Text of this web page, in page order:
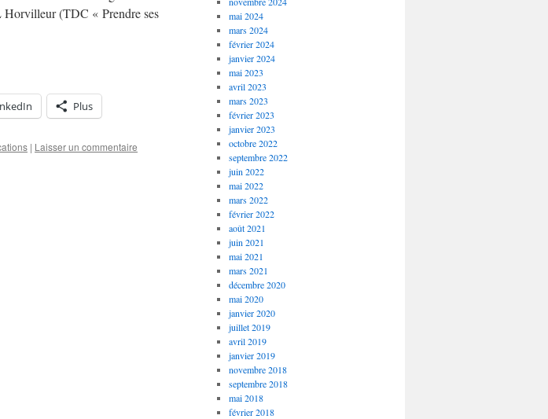
Horvilleur (TDC « Prendre ses
Plus
| Laisser un commentaire
mai 2024
mars 2024
février 2024
janvier 2024
mai 2023
avril 2023
mars 2023
février 2023
janvier 2023
octobre 2022
septembre 2022
juin 2022
mai 2022
mars 2022
février 2022
août 2021
juin 2021
mai 2021
mars 2021
décembre 2020
mai 2020
janvier 2020
juillet 2019
avril 2019
janvier 2019
novembre 2018
septembre 2018
mai 2018
février 2018